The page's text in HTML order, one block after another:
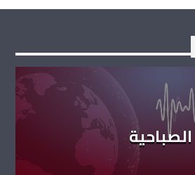
الصباحية